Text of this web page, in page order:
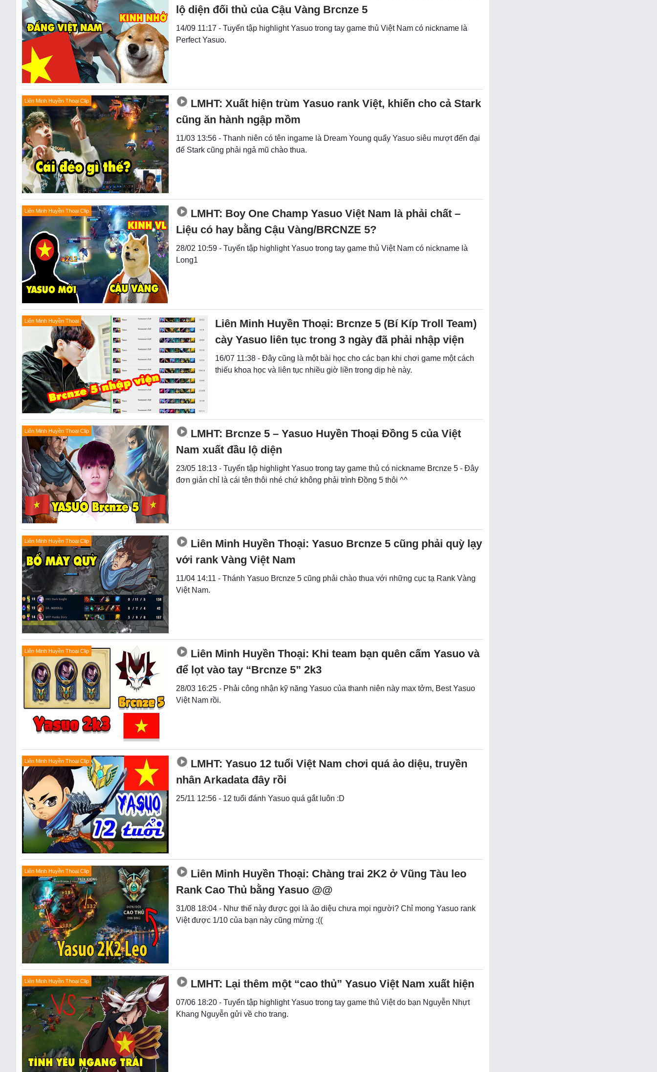
lộ diện đối thủ của Cậu Vàng Brcnze 5
14/09 11:17 - Tuyển tập highlight Yasuo trong tay game thủ Việt Nam có nickname là
Perfect Yasuo.
Liên Minh Huyền Thoại Clip
LMHT: Xuất hiện trùm Yasuo rank Việt, khiến cho cả Stark
cũng ăn hành ngập mồm
11/03 13:56 - Thanh niên có tên ingame là Dream Young quẩy Yasuo siêu mượt đến đại
đế Stark cũng phải ngả mũ chào thua.
Liên Minh Huyền Thoại Clip
LMHT: Boy One Champ Yasuo Việt Nam là phải chất –
Liệu có hay bằng Cậu Vàng/BRCNZE 5?
28/02 10:59 - Tuyển tập highlight Yasuo trong tay game thủ Việt Nam có nickname là
Long1
Liên Minh Huyền Thoại
Liên Minh Huyền Thoại: Brcnze 5 (Bí Kíp Troll Team)
cày Yasuo liên tục trong 3 ngày đã phải nhập viện
16/07 11:38 - Đây cũng là một bài học cho các bạn khi chơi game một cách
thiếu khoa học và liên tục nhiều giờ liền trong dịp hè này.
Liên Minh Huyền Thoại Clip
LMHT: Brcnze 5 – Yasuo Huyền Thoại Đồng 5 của Việt
Nam xuất đầu lộ diện
23/05 18:13 - Tuyển tập highlight Yasuo trong tay game thủ có nickname Brcnze 5 - Đây
đơn giản chỉ là cái tên thôi nhé chứ không phải trình Đồng 5 thôi ^^
Liên Minh Huyền Thoại Clip
Liên Minh Huyền Thoại: Yasuo Brcnze 5 cũng phải quỳ lạy
với rank Vàng Việt Nam
11/04 14:11 - Thánh Yasuo Brcnze 5 cũng phải chào thua với những cục tạ Rank Vàng
Việt Nam.
Liên Minh Huyền Thoại Clip
Liên Minh Huyền Thoại: Khi team bạn quên cấm Yasuo và
để lọt vào tay “Brcnze 5” 2k3
28/03 16:25 - Phải công nhận kỹ năng Yasuo của thanh niên này max tởm, Best Yasuo
Việt Nam rồi.
Liên Minh Huyền Thoại Clip
LMHT: Yasuo 12 tuổi Việt Nam chơi quá ảo diệu, truyền
nhân Arkadata đây rồi
25/11 12:56 - 12 tuổi đánh Yasuo quá gắt luôn :D
Liên Minh Huyền Thoại Clip
Liên Minh Huyền Thoại: Chàng trai 2K2 ở Vũng Tàu leo
Rank Cao Thủ bằng Yasuo @@
31/08 18:04 - Như thế này được gọi là ảo diệu chưa mọi người? Chỉ mong Yasuo rank
Việt được 1/10 của bạn này cũng mừng :((
Liên Minh Huyền Thoại Clip LMHT: Lại thêm một “cao thủ” Yasuo Việt Nam xuất hiện
07/06 18:20 - Tuyển tập highlight Yasuo trong tay game thủ Việt do bạn Nguyễn Nhựt
Khang Nguyễn gửi về cho trang.